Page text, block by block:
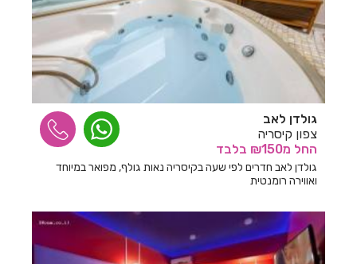
חדרים לפי שעה במסילת ציון
חדרים לפי שעה במסלול
חדרים לפי שעה במעונה
חדרים לפי שעה במעיליא
חדרים לפי שעה במעלה אדומים
חדרים לפי שעה במעלה גמלא
חדרים לפי שעה במצובה
גולדן לאב
צפון קיסריה
החל מ₪150 בלבד
גולדן לאב חדרים לפי שעה בקיסריה נאות גולף, מפואר במיוחד
ואווירה רומנטית